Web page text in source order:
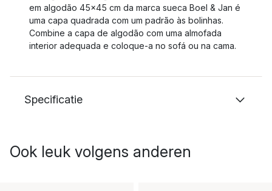
em algodão 45x45 cm da marca sueca Boel & Jan é
uma capa quadrada com um padrão às bolinhas.
Combine a capa de algodão com uma almofada
interior adequada e coloque-a no sofá ou na cama.
Specificatie
Ook leuk volgens anderen